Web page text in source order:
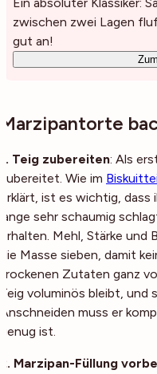
zwischen zwei Lagen
gut an!
Marzipantorte
1. Teig zubereiten: Als
zubereitet. Wie im
erklärt, ist es wichtig,
lange sehr schaumig
erhalten. Mehl, Stärke
die Masse sieben, damit
trockenen Zutaten ganz
Teig voluminös bleibt,
Anschneiden muss er
genug ist.
2. Marzipan-Füllung